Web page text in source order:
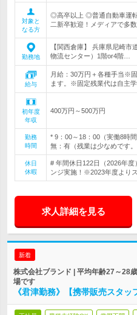
対象と
なる方
◎高卒以上 ◎普通自動車運
二新卒歓迎！メディアで多
勤務地
【関西倉庫】 兵庫県尼崎市
物流センター）1階or4階…
給与
月給：30万円＋各種手当※
ます。※固定残業代は自主
初年度
年収
400万円～500万円
勤務
時間
* 9：00～18：00（実働8時
無：有（残業は少なめです
休日
休暇
# 年間休日122日（2026年
ンジ実施！※2023年度より
求人詳細を見る
新着
株式会社ブランド | 平均年齢27～28
場です
《君津勤務》【携帯販売スタ